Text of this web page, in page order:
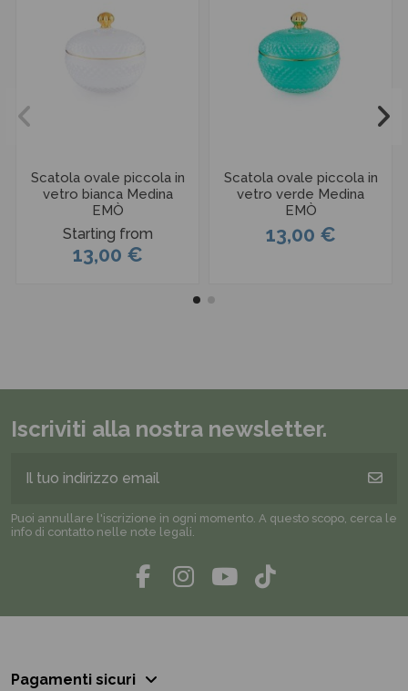
Scatola ovale piccola in
vetro bianca Medina
EMÒ
Starting from
13,00 €
Scatola ovale piccola in
vetro verde Medina
EMÒ
13,00 €
Iscriviti alla nostra newsletter.
Puoi annullare l'iscrizione in ogni momento. A questo scopo, cerca le
info di contatto nelle note legali.
Pagamenti sicuri